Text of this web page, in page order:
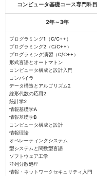
コンピュータ基礎コース専門科目
2年～3年
プログラミング1（C/C++）
プログラミング2（C/C++）
プログラミング演習（C/C++）
形式言語とオートマトン
コンピュータ構成と設計入門
コンパイラ
データ構造とアルゴリズム2
線形代数の応用2
統計学2
情報基礎学A
情報基礎学B
コンピュータ構成と設計
情報理論
オペレーティングシステム
型システムと関数型言語
ソフトウェア工学
並列分散処理
情報・ネットワークセキュリティ入門